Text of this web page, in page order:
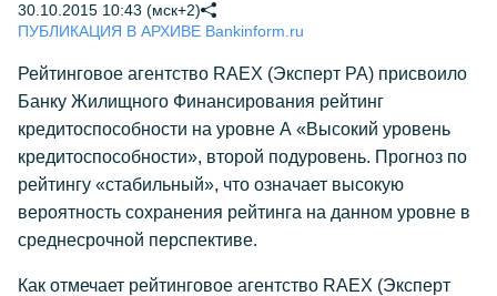
30.10.2015 10:43 (мск+2)
ПУБЛИКАЦИЯ В АРХИВЕ Bankinform.ru
Рейтинговое агентство RAEX (Эксперт РА) присвоило
Банку Жилищного Финансирования рейтинг
кредитоспособности на уровне А «Высокий уровень
кредитоспособности», второй подуровень. Прогноз по
рейтингу «стабильный», что означает высокую
вероятность сохранения рейтинга на данном уровне в
среднесрочной перспективе.
Как отмечает рейтинговое агентство RAEX (Эксперт